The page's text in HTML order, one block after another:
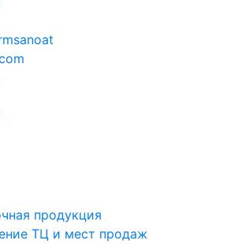
продукция
ТЦ и мест продаж